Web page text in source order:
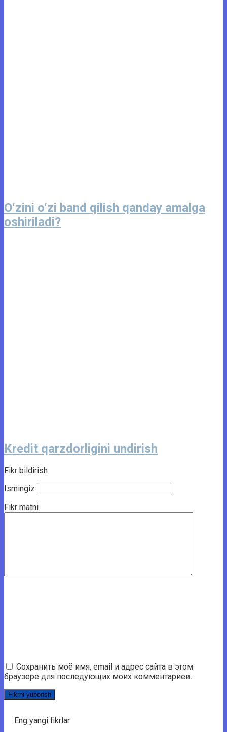
O‘zini o‘zi band qilish qanday amalga
oshiriladi?
Kredit qarzdorligini undirish
Fikr bildirish
Ismingiz
Fikr matni
Сохранить моё имя, email и адрес сайта в этом
браузере для последующих моих комментариев.
Eng yangi fikrlar